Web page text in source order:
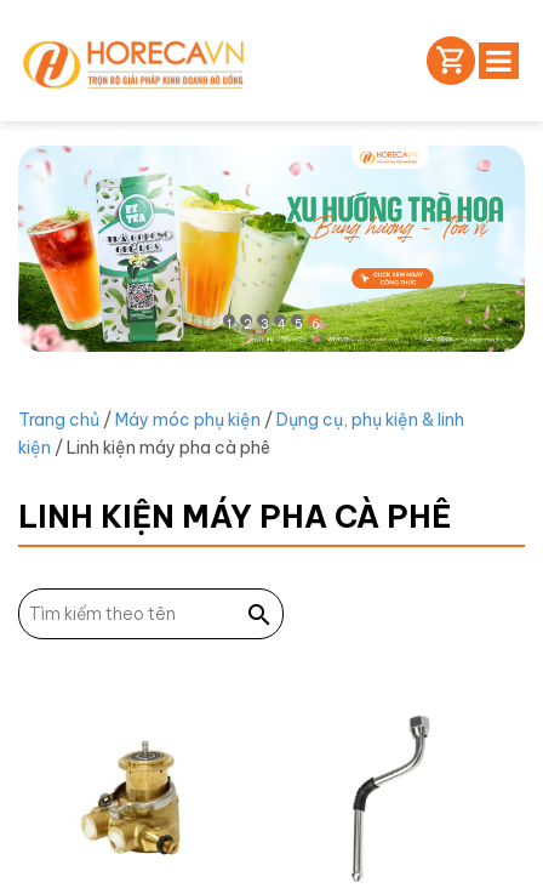
1 2 3 4 5 6
Trang chủ /Máy móc phụ kiện /Dụng cụ, phụ kiện & linh
kiện / Linh kiện máy pha cà phê
LINH KIỆN MÁY PHA CÀ PHÊ